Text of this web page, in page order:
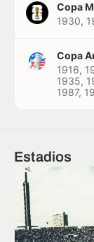
Copa
1930,
Copa
1916,
1935,
1987,
Estadios